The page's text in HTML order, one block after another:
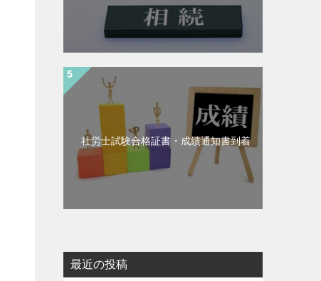
社労士試験合格証書・成績通知書到着
最近の投稿